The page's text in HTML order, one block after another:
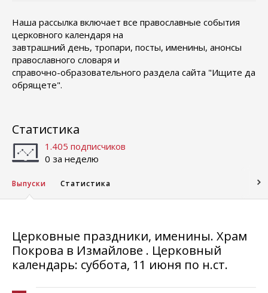
Наша рассылка включает все православные события
церковного календаря на
завтрашний день, тропари, посты, именины, анонсы
православного словаря и
справочно-образовательного раздела сайта "Ищите да
обрящете".
Статистика
1.405 подписчиков
0 за неделю
Выпуски Статистика
Церковные праздники, именины. Храм
Покрова в Измайлове . Церковный
календарь: суббота, 11 июня по н.ст.